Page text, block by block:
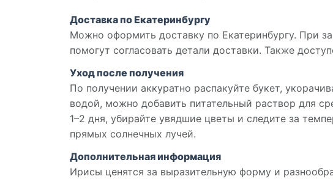
Доставка по Екатеринбургу
Можно оформить доставку по Екатеринбургу. При
помогут согласовать детали доставки. Также
Уход после получения
По получении аккуратно распакуйте букет,
водой, можно добавить питательный раствор для
1–2 дня, убирайте увядшие цветы и следите за
прямых солнечных лучей.
Дополнительная информация
Ирисы ценятся за выразительную форму и